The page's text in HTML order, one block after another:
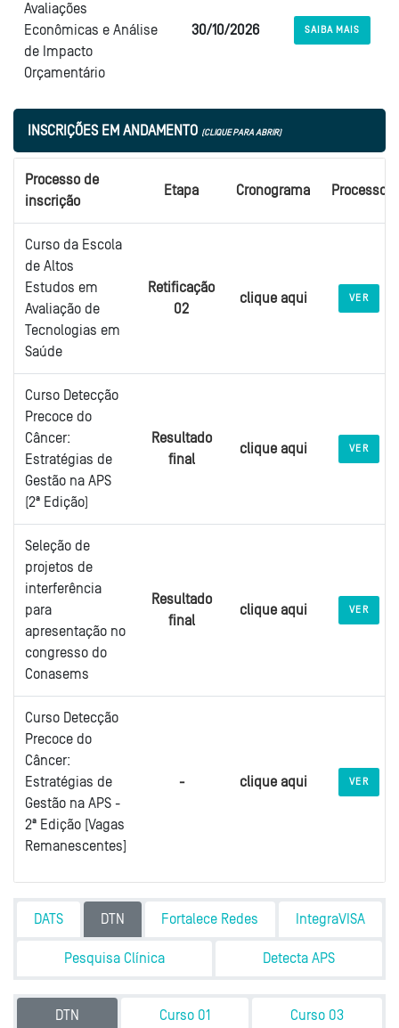
Avaliações
Econômicas e Análise
de Impacto
Orçamentário
30/10/2026 SAIBA MAIS
INSCRIÇÕES EM ANDAMENTO (CLIQUE PARA ABRIR)
Processo de
inscrição
Etapa Cronograma Processo
Curso da Escola
de Altos
Estudos em
Avaliação de
Tecnologias em
Saúde
Retificação
02
clique aqui VER
Curso Detecção
Precoce do
Câncer:
Estratégias de
Gestão na APS
(2ª Edição)
Resultado
final
clique aqui VER
Seleção de
projetos de
interferência
para
apresentação no
congresso do
Conasems
Resultado
final
clique aqui VER
Curso Detecção
Precoce do
Câncer:
Estratégias de
Gestão na APS -
2ª Edição [Vagas
Remanescentes]
- clique aqui VER
Section outline
DATS DTN Fortalece Redes IntegraVISA
Pesquisa Clínica Detecta APS
DTN Curso 01 Curso 03